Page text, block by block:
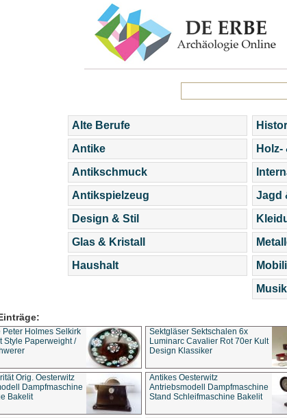
Alte Berufe
Antike
Antikschmuck
Antikspielzeug
Design & Stil
Glas & Kristall
Haushalt
Jagd
Peter Holmes Selkirk
Style Paperweight /
Sektgläser Sektschalen 6x
Luminarc Cavalier Rot 70er Kult
Design Klassiker
Orig. Oesterwitz
Dampfmaschine
Bakelit
Antikes Oesterwitz
Antriebsmodell Dampfmaschine
Stand Schleifmaschine Bakelit